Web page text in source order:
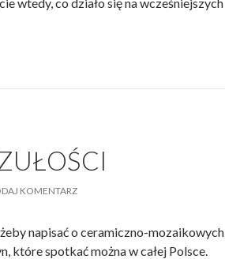
KOMENTARZ
napisać o ceramiczno-mozaikowych
które spotkać można w całej Polsce.